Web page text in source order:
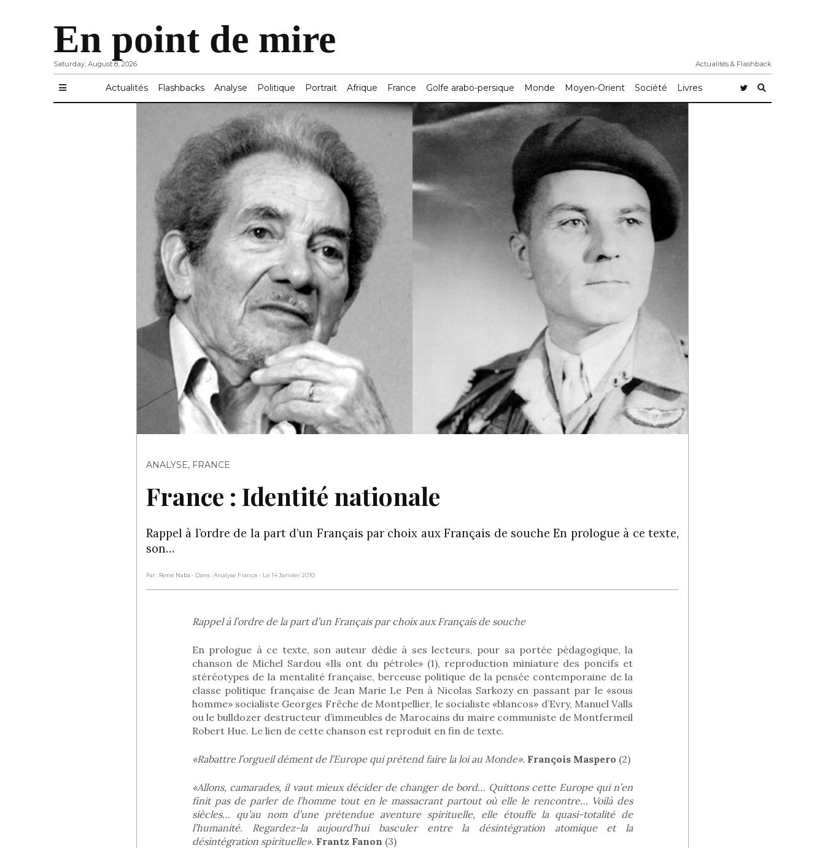
Saturday, August 8, 2026
En point de mire
Actualités & Flashback
Actualités Flashbacks Analyse Politique Portrait Afrique France Golfe arabo-persique Monde Moyen-Orient Société Livres
ANALYSE, FRANCE
France : Identité nationale
Rappel à l’ordre de la part d’un Français par choix aux Français de souche En prologue à ce texte,
son…
Par : René Naba - Dans : Analyse France - Le 14 Janvier 2010
Rappel à l’ordre de la part d’un Français par choix aux Français de souche
En prologue à ce texte, son auteur dédie à ses lecteurs, pour sa portée pédagogique, la
chanson de Michel Sardou «Ils ont du pétrole» (1), reproduction miniature des poncifs et
stéréotypes de la mentalité française, berceuse politique de la pensée contemporaine de la
classe politique française de Jean Marie Le Pen à Nicolas Sarkozy en passant par le «sous
homme» socialiste Georges Frêche de Montpellier, le socialiste «blancos» d’Evry, Manuel Valls
ou le bulldozer destructeur d’immeubles de Marocains du maire communiste de Montfermeil
Robert Hue. Le lien de cette chanson est reproduit en fin de texte.
«Rabattre l’orgueil dément de l’Europe qui prétend faire la loi au Monde». François Maspero (2)
«Allons, camarades, il vaut mieux décider de changer de bord… Quittons cette Europe qui n’en
finit pas de parler de l’homme tout en le massacrant partout où elle le rencontre… Voilà des
siècles… qu’au nom d’une prétendue aventure spirituelle, elle étouffe la quasi-totalité de
l’humanité. Regardez-la aujourd’hui basculer entre la désintégration atomique et la
désintégration spirituelle». Frantz Fanon (3)